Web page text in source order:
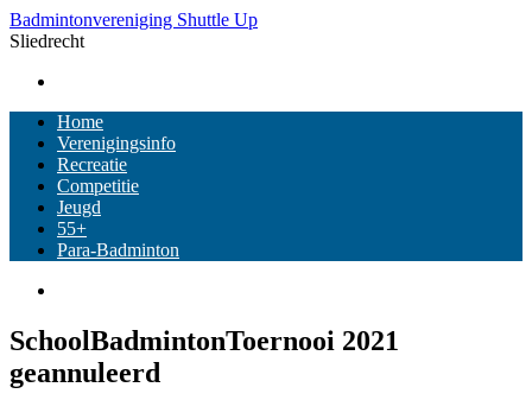
Ga
naar
inhoud
Badmintonvereniging Shuttle Up
Sliedrecht
Home
Verenigingsinfo
Recreatie
Competitie
Jeugd
55+
Para-Badminton
SchoolBadmintonToernooi 2021
geannuleerd